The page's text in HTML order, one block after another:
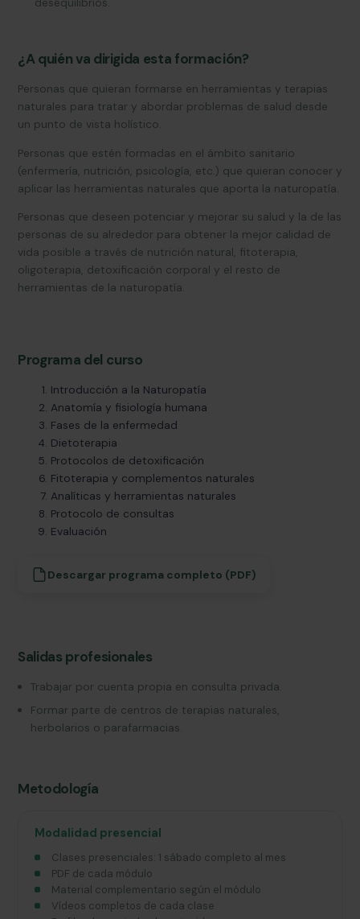
¿A quién va dirigida esta formación?
Personas que quieran formarse en herramientas y terapias
naturales para tratar y abordar problemas de salud desde
un punto de vista holístico.
Personas que estén formadas en el ámbito sanitario
(enfermería, nutrición, psicología, etc.) que quieran conocer y
aplicar las herramientas naturales que aporta la naturopatía.
Personas que deseen potenciar y mejorar su salud y la de las
personas de su alrededor para obtener la mejor calidad de
vida posible a través de nutrición natural, fitoterapia,
oligoterapia, detoxificación corporal y el resto de
herramientas de la naturopatía.
Programa del curso
Introducción a la Naturopatía
Anatomía y fisiología humana
Fases de la enfermedad
Dietoterapia
Protocolos de detoxificación
Fitoterapia y complementos naturales
Analíticas y herramientas naturales
Protocolo de consultas
Evaluación
Descargar programa completo (PDF)
Salidas profesionales
Trabajar por cuenta propia en consulta privada.
Formar parte de centros de terapias naturales,
herbolarios o parafarmacias.
Metodología
Modalidad presencial
Clases presenciales: 1 sábado completo al mes
PDF de cada módulo
Material complementario según el módulo
Vídeos completos de cada clase